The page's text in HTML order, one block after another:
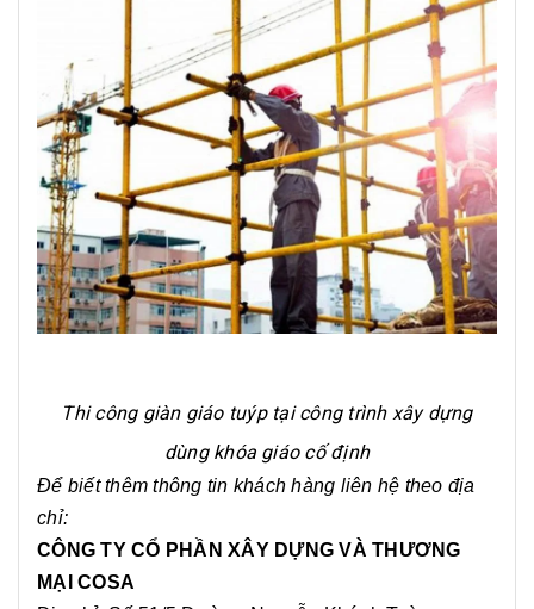
Thi công giàn giáo tuýp tại công trình xây dựng
dùng khóa giáo cố định
Để biết thêm thông tin khách hàng liên hệ theo địa
chỉ:
CÔNG TY CỔ PHẦN XÂY DỰNG VÀ THƯƠNG
MẠI COSA